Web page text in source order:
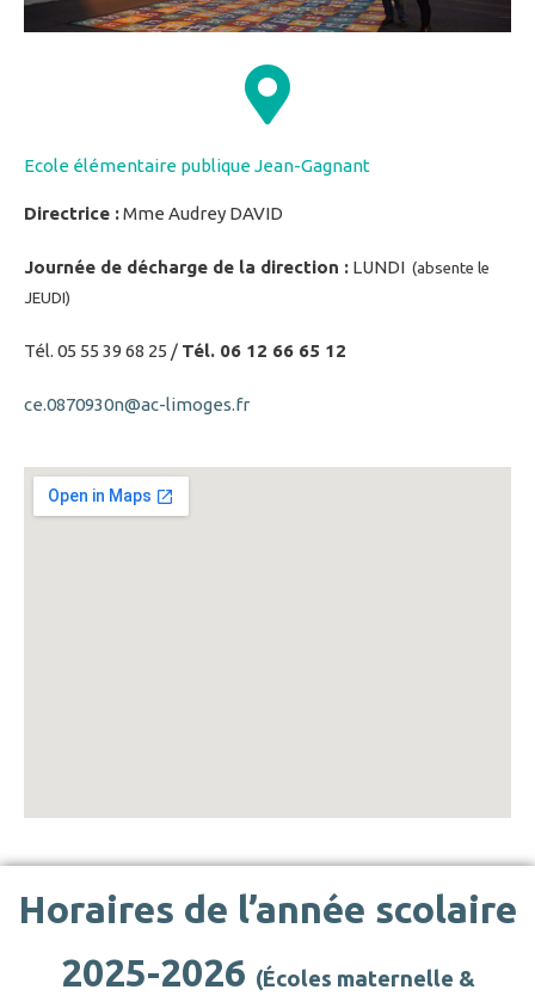
Ecole élémentaire publique Jean-Gagnant
Directrice :Mme Audrey DAVID
Journée de décharge de la direction : LUNDI (absente le
JEUDI)
Tél. 05 55 39 68 25 / Tél. 06 12 66 65 12
ce.0870930n@ac-limoges.fr
Horaires de l’année scolaire
2025-2026 (Écoles maternelle &